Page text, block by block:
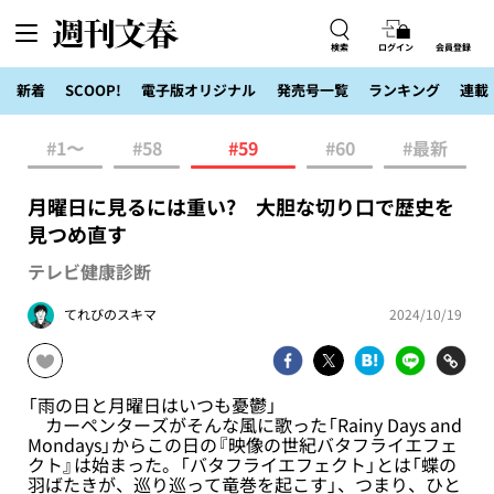
検索 ログイン 会員登録
新着 SCOOP! 電子版オリジナル 発売号一覧 ランキング 連載
#1〜 #58 #59 #60 #最新
月曜日に見るには重い? 大胆な切り口で歴史を
見つめ直す
テレビ健康診断
てれびのスキマ 2024/10/19
「雨の日と月曜日はいつも憂鬱」
カーペンターズがそんな風に歌った「Rainy Days and
Mondays」からこの日の『映像の世紀バタフライエフェ
クト』は始まった。「バタフライエフェクト」とは「蝶の
羽ばたきが、巡り巡って竜巻を起こす」、つまり、ひと